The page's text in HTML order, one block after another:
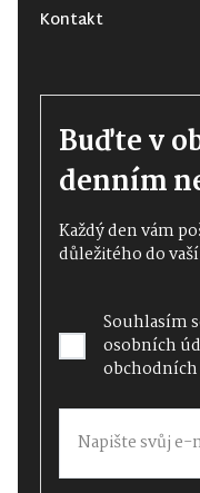
Kontakt
Buďte v
denním
Každý den vám
důležitého do
Souhlasím
osobních